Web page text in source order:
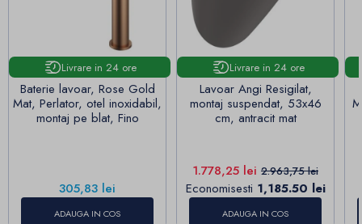
Livrare in 24 ore
Baterie lavoar, Rose Gold
Mat, Perlator, otel inoxidabil,
montaj pe blat, Fino
Pret
305,83 lei
ADAUGA IN COS
Livrare in 24 ore
Lavoar Angi Resigilat,
montaj suspendat, 53x46
cm, antracit mat
Pret
1.778,25 lei Pret de baza
2.963,75 lei
Economisesti 1,185.50 lei
ADAUGA IN COS